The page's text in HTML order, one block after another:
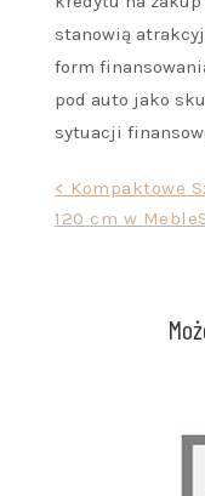
stanowią
form
pod auto jako
sytuacji
Nawigacja
wpisu
< Kompaktowe
120 cm w